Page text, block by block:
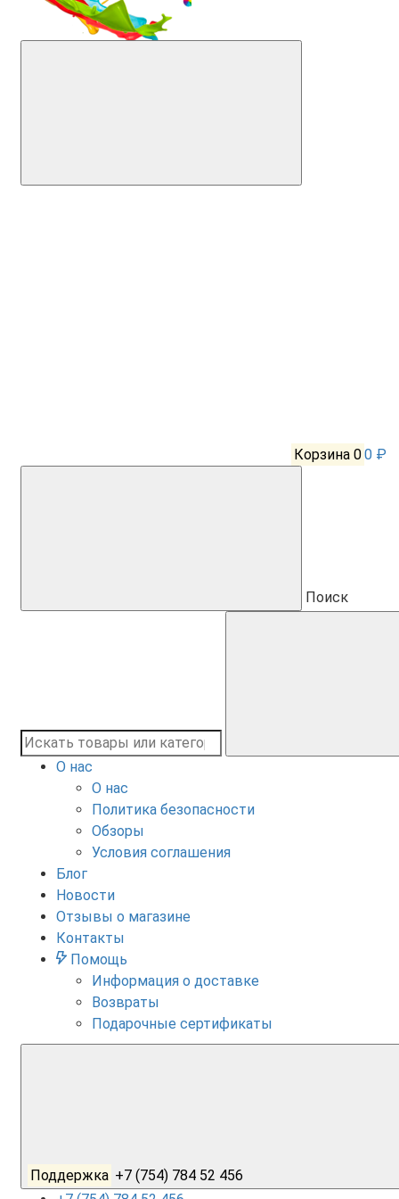
Корзина 00 ₽
Поиск
О нас
О нас
Политика безопасности
Обзоры
Условия соглашения
Блог
Новости
Отзывы о магазине
Контакты
Помощь
Информация о доставке
Возвраты
Подарочные сертификаты
Поддержка +7 (754) 784 52 456